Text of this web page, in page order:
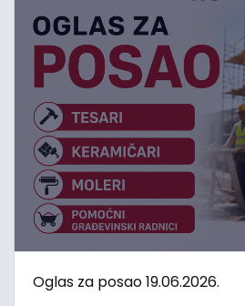
Oglas za posao 19.06.2026.